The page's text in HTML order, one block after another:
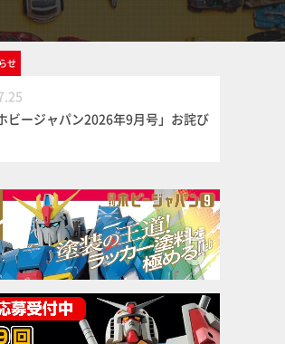
せ
ビージャパン2026年9月号」お詫び